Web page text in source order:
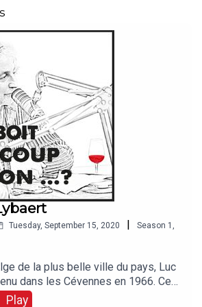
Tuesday, September 15, 2020 Season 1 ,
de la plus belle ville du pays, Luc
dans les Cévennes en 1966. Ce
aujourd’hui celui de son vignoble.
Play